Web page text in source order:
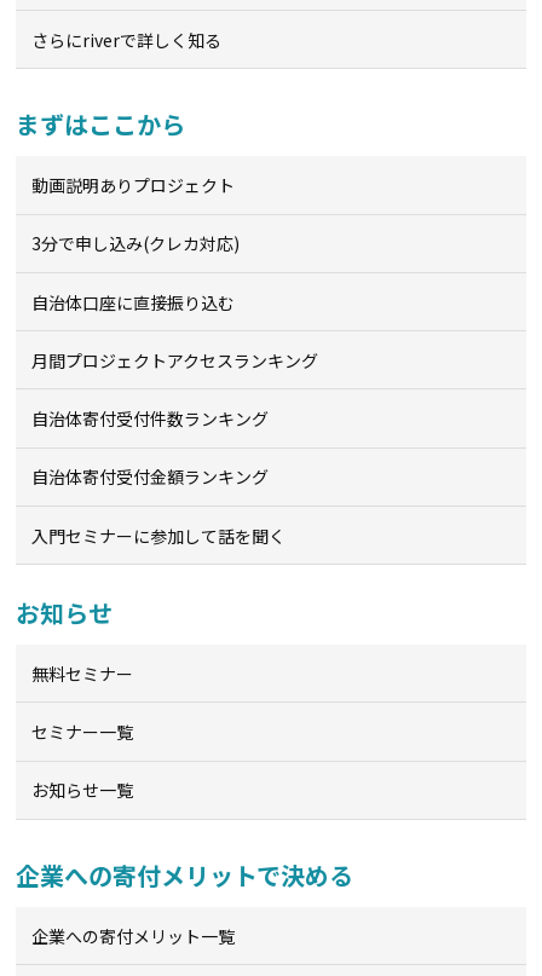
さらにriverで詳しく知る
まずはここから
動画説明ありプロジェクト
3分で申し込み(クレカ対応)
自治体口座に直接振り込む
月間プロジェクトアクセスランキング
自治体寄付受付件数ランキング
自治体寄付受付金額ランキング
入門セミナーに参加して話を聞く
お知らせ
無料セミナー
セミナー一覧
お知らせ一覧
企業への寄付メリットで決める
企業への寄付メリット一覧